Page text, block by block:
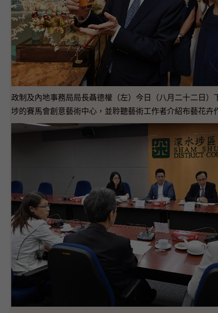
政制及內地事務局局長聶德權（左）今日（八月二十二日）
埗的賽馬會創意藝術中心，並聆聽藝術工作者介紹布藝花卉